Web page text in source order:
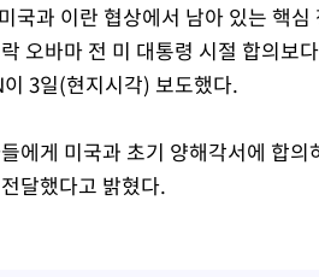
국과 이란 협상에서 남아 있는 핵
오바마 전 미 대통령 시절 합의보
3일(현지시각) 보도했다.
에게 미국과 초기 양해각서에 합
달했다고 밝혔다.